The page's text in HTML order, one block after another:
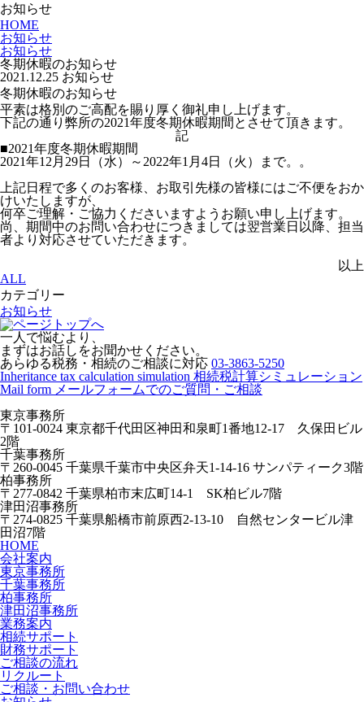
お知らせ
HOME
お知らせ
お知らせ
冬期休暇のお知らせ
2021.12.25 お知らせ
冬期休暇のお知らせ
平素は格別のご高配を賜り厚く御礼申し上げます。
下記の通り弊所の2021年度冬期休暇期間とさせて頂きます。
記
■2021年度冬期休暇期間
2021年12月29日（水）～2022年1月4日（火）まで。。
上記日程で多くのお客様、お取引先様の皆様にはご不便をおか
けいたしますが、
何卒ご理解・ご協力くださいますようお願い申し上げます。
尚、期間中のお問い合わせにつきましては翌営業日以降、担当
者より対応させていただきます。
以上
ALL
カテゴリー
お知らせ
一人で悩むより、
まずはお話しをお聞かせください。
あらゆる税務・相続のご相談に対応 03-3863-5250
Inheritance tax calculation simulation 相続税計算シミュレーション
Mail form メールフォームでのご質問・ご相談
東京事務所
〒101-0024 東京都千代田区神田和泉町1番地12-17 久保田ビル
2階
千葉事務所
〒260-0045 千葉県千葉市中央区弁天1-14-16 サンパティーク3階
柏事務所
〒277-0842 千葉県柏市末広町14-1 SK柏ビル7階
津田沼事務所
〒274-0825 千葉県船橋市前原西2-13-10 自然センタービル津
田沼7階
HOME
会社案内
東京事務所
千葉事務所
柏事務所
津田沼事務所
業務案内
相続サポート
財務サポート
ご相談の流れ
リクルート
ご相談・お問い合わせ